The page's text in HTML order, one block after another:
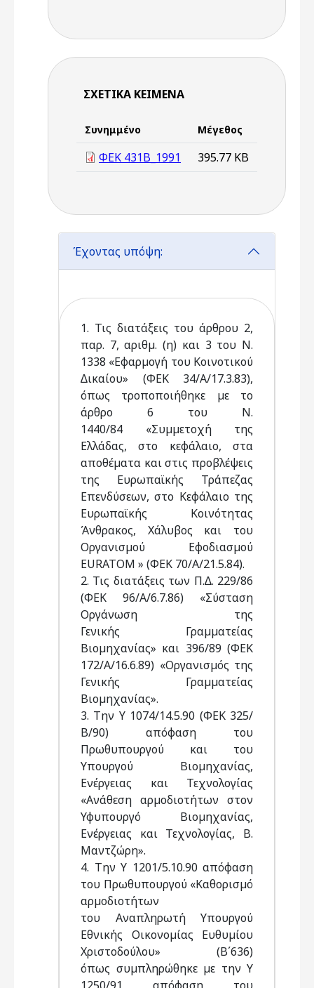
ΣΧΕΤΙΚΆ ΚΕΊΜΕΝΑ
Συνημμένο Μέγεθος
ΦΕΚ 431Β_1991 395.77 KB
Έχοντας υπόψη:
1. Τις διατάξεις του άρθρου 2,
παρ. 7, αριθµ. (η) και 3 του Ν.
1338 «Εφαρµογή του Κοινοτικού
∆ικαίου» (ΦΕΚ 34/Α/17.3.83),
όπως τροποποιήθηκε µε το
άρθρο 6 του Ν.
1440/84 «Συµµετοχή της
Ελλάδας, στο κεφάλαιο, στα
αποθέµατα και στις προβλέψεις
της Ευρωπαϊκής Τράπεζας
Επενδύσεων, στο Κεφάλαιο της
Ευρωπαϊκής Κοινότητας
Άνθρακος, Χάλυβος και του
Οργανισµού Εφοδιασµού
EURATOM » (ΦΕΚ 70/Α/21.5.84).
2. Τις διατάξεις των Π.∆. 229/86
(ΦΕΚ 96/Α/6.7.86) «Σύσταση
Οργάνωση της
Γενικής Γραµµατείας
Βιοµηχανίας» και 396/89 (ΦΕΚ
172/Α/16.6.89) «Οργανισµός της
Γενικής Γραµµατείας
Βιοµηχανίας».
3. Την Υ 1074/14.5.90 (ΦΕΚ 325/
Β/90) απόφαση του
Πρωθυπουργού και του
Υπουργού Βιοµηχανίας,
Ενέργειας και Τεχνολογίας
«Ανάθεση αρµοδιοτήτων στον
Υφυπουργό Βιοµηχανίας,
Ενέργειας και Τεχνολογίας, Β.
Μαντζώρη».
4. Την Υ 1201/5.10.90 απόφαση
του Πρωθυπουργού «Καθορισµό
αρµοδιοτήτων
του Αναπληρωτή Υπουργού
Εθνικής Οικονοµίας Ευθυµίου
Χριστοδούλου» (Β΄636)
όπως συµπληρώθηκε µε την Υ